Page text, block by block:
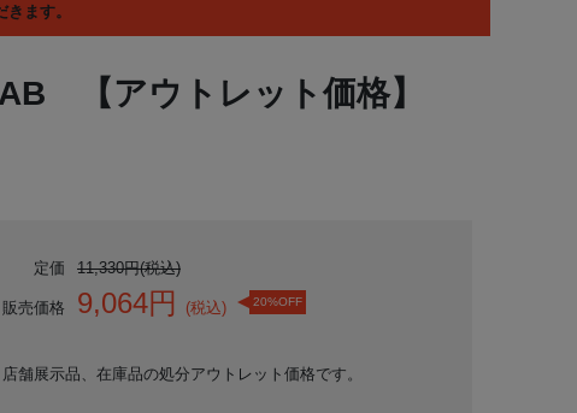
ます。
【アウトレット価格】
定価 11,330円(税込)
販売価格 9,064円 (税込) 20%OFF
店舗展示品、在庫品の処分アウトレット価格です。